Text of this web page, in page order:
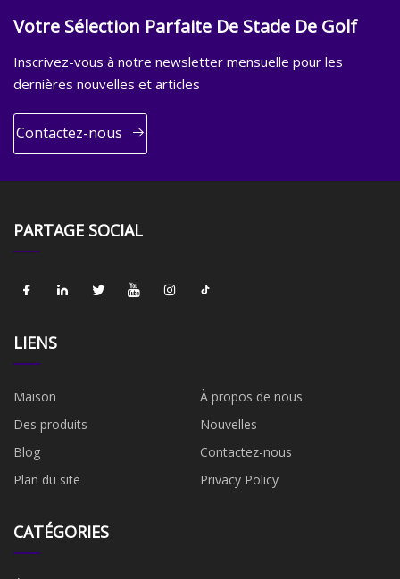
Votre Sélection Parfaite De Stade De Golf
Inscrivez-vous à notre newsletter mensuelle pour les
dernières nouvelles et articles
Contactez-nous
PARTAGE SOCIAL
LIENS
Maison
À propos de nous
Des produits
Nouvelles
Blog
Contactez-nous
Plan du site
Privacy Policy
CATÉGORIES